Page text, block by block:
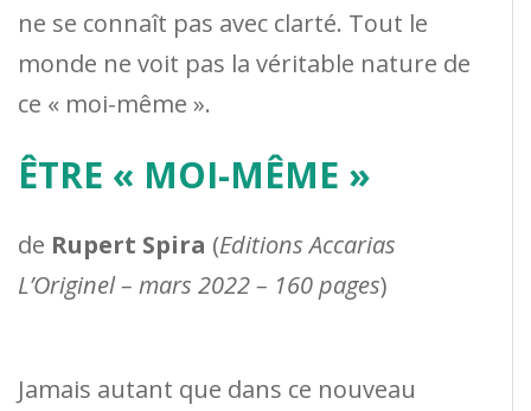
ne se connaît pas avec clarté. Tout le
monde ne voit pas la véritable nature de
ce « moi-même ».
ÊTRE « MOI-MÊME »
de Rupert Spira (Editions Accarias
L’Originel – mars 2022 – 160 pages)
Jamais autant que dans ce nouveau